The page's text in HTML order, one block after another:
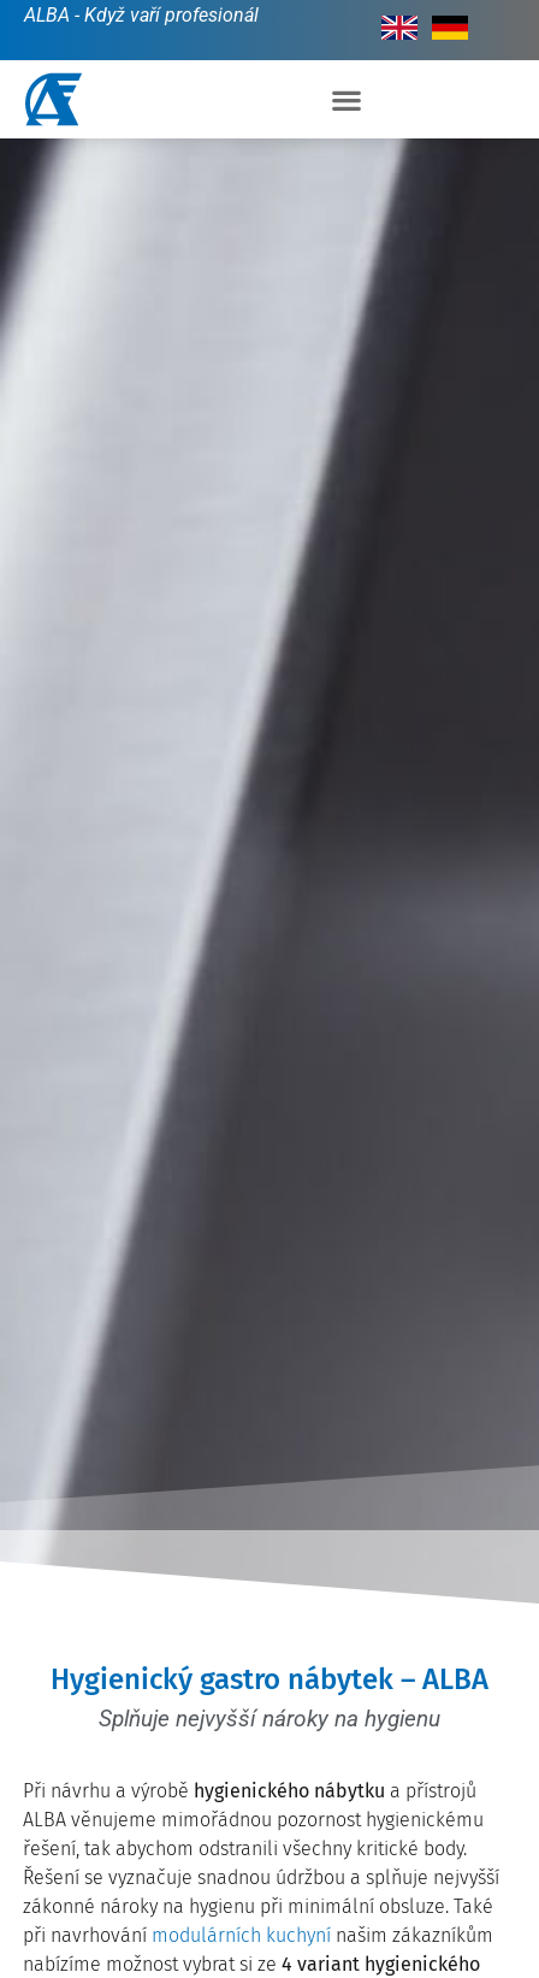
ALBA - Když vaří profesionál
Hygienický gastro nábytek – ALBA
Splňuje nejvyšší nároky na hygienu
Při návrhu a výrobě hygienického nábytku a přístrojů
ALBA věnujeme mimořádnou pozornost hygienickému
řešení, tak abychom odstranili všechny kritické body.
Řešení se vyznačuje snadnou údržbou a splňuje nejvyšší
zákonné nároky na hygienu při minimální obsluze. Také
při navrhování modulárních kuchynínašim zákazníkům
nabízíme možnost vybrat si ze 4 variant hygienického